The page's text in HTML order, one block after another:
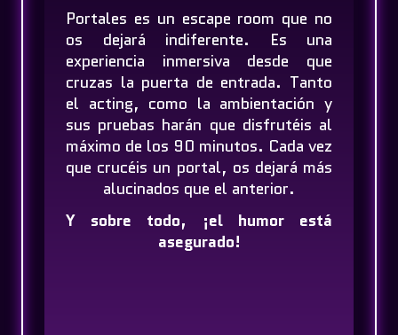
Portales es un escape room que no
os dejará indiferente. Es una
experiencia inmersiva desde que
cruzas la puerta de entrada. Tanto
el acting, como la ambientación y
sus pruebas harán que disfrutéis al
máximo de los 90 minutos. Cada vez
que crucéis un portal, os dejará más
alucinados que el anterior.
Y sobre todo, ¡el humor está
asegurado!